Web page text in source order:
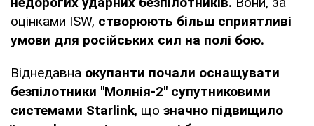
оцінками ISW, створюють більш сприятливі
умови для російських сил на полі бою.
Віднедавна окупанти почали оснащувати
безпілотники "Молнія-2" супутниковими
системами Starlink, що значно підвищило